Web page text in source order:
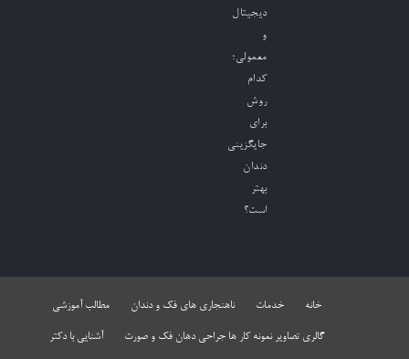
دیجیتال
و
معمولی؛
کدام
روش
برای
جایگزینی
دندان
بهتر
است؟
خانه خدمات ناهنجاری های فک و دندان مطالب آموزشی
گالری تصاویر نمونه کار ها جراحی دهان فک و صورت آشنایی با دکتر